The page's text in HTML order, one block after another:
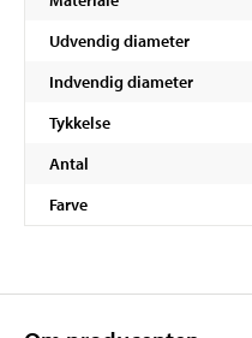
Udvendig diameter
Indvendig diameter
Tykkelse
Antal
Farve